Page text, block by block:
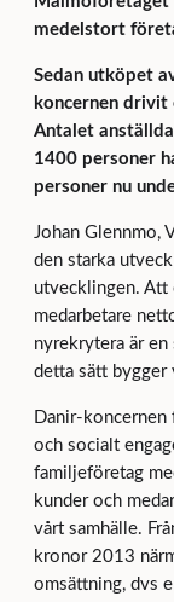
medelstort
Sedan utköpet
koncernen
Antalet
1400 personer
personer nu
Johan Glennmo,
den starka
utvecklingen. Att
medarbetare
nyrekrytera är en
detta sätt
Danir-koncernen
och socialt
familjeföretag
kunder och
vårt samhälle.
kronor 2013
omsättning, dvs